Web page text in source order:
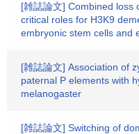
[雑誌論文] Combined loss
critical roles for H3K9
embryonic stem cells and
[雑誌論文] Association of
paternal P elements with
melanogaster
[雑誌論文] Switching of